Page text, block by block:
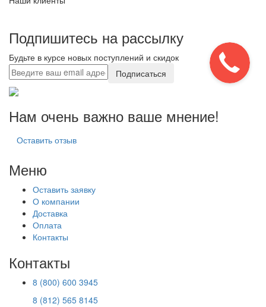
Подпишитесь на рассылку
Будьте в курсе новых поступлений и скидок
Подписаться
Нам очень важно ваше мнение!
Оставить отзыв
Меню
Оставить заявку
О компании
Доставка
Оплата
Контакты
Контакты
8 (800) 600 3945
8 (812) 565 8145